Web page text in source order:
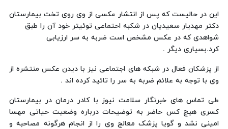
این در حالیست که پس از انتشار عکسی از وی روی تخت بیمارستان
دکتر مهدیار سعیدیان در شکبه احتماعی توئیتر خود آن را طبق
شواهدی که در عکس مشخص است ضربه به سر ارزیابی
کرد.بسیاری دیگر .
از پزشکان فعال در شبکه های اجتماعی نیز با دیدن عکس منتشره از
وی با توجه به علائم ضربه به سر را تائید کرده اند .
طی تماس های خبرنگار سلامت نیوز با کادر درمان در بیمارستان
کسری هیچ کس حاضر به توضیحات درباره وضعیت حیاتی مهسا
امینی نشد و گویا پزشک معالج وی را از انجام هرگونه مصاحبه و